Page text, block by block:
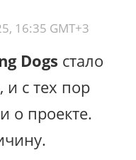
16:35 GMT+3
Dogs стало
и с тех пор
о проекте.